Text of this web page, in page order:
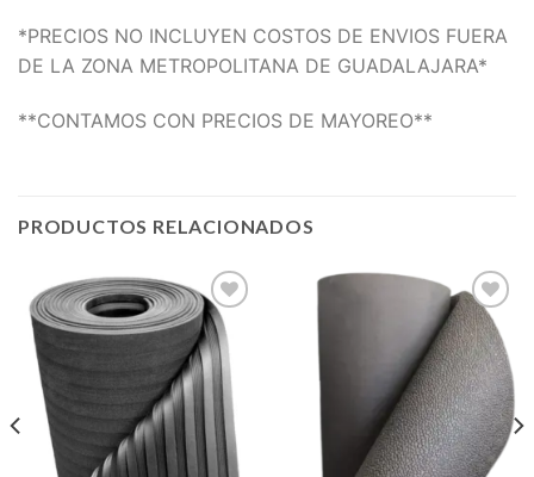
*PRECIOS NO INCLUYEN COSTOS DE ENVIOS FUERA
DE LA ZONA METROPOLITANA DE GUADALAJARA*
**CONTAMOS CON PRECIOS DE MAYOREO**
PRODUCTOS RELACIONADOS
Add to
wishlist
Add to
wishlist